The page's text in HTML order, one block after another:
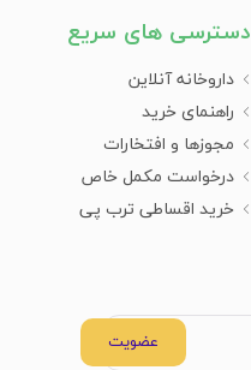
دسترسی های سریع
داروخانه آنلاین
راهنمای خرید
مجوزها و افتخارات
درخواست مکمل خاص
خرید اقساطی ترب پی
عضویت